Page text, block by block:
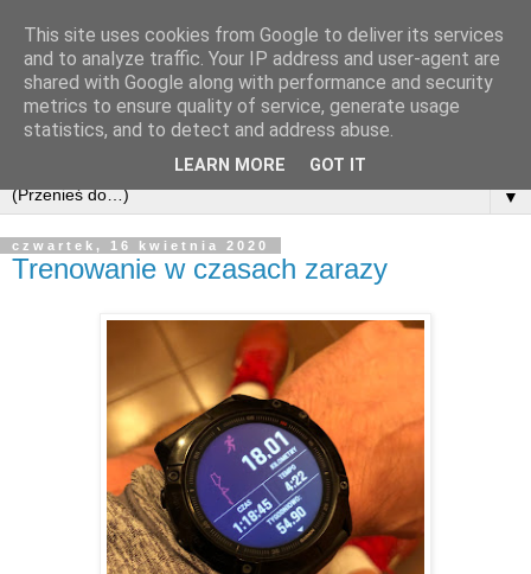
▼
czwartek, 16 kwietnia 2020
Trenowanie w czasach zarazy
This site uses cookies from Google to deliver its services
and to analyze traffic. Your IP address and user-agent are
shared with Google along with performance and security
metrics to ensure quality of service, generate usage
statistics, and to detect and address abuse.
LEARN MORE GOT IT